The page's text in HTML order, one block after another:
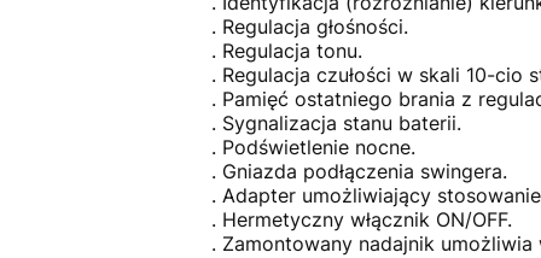
. Regulacja głośności.
. Regulacja tonu.
. Regulacja czułości w skali 10-cio
. Pamięć ostatniego brania z
. Sygnalizacja stanu baterii.
. Podświetlenie nocne.
. Gniazda podłączenia swingera.
. Adapter umożliwiający
. Hermetyczny włącznik ON/OFF.
. Zamontowany nadajnik